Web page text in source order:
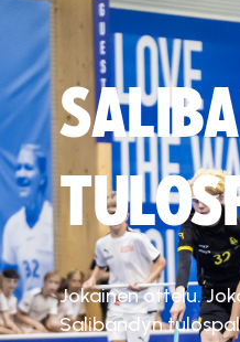
Jokainen ottelu.
Salibandyn